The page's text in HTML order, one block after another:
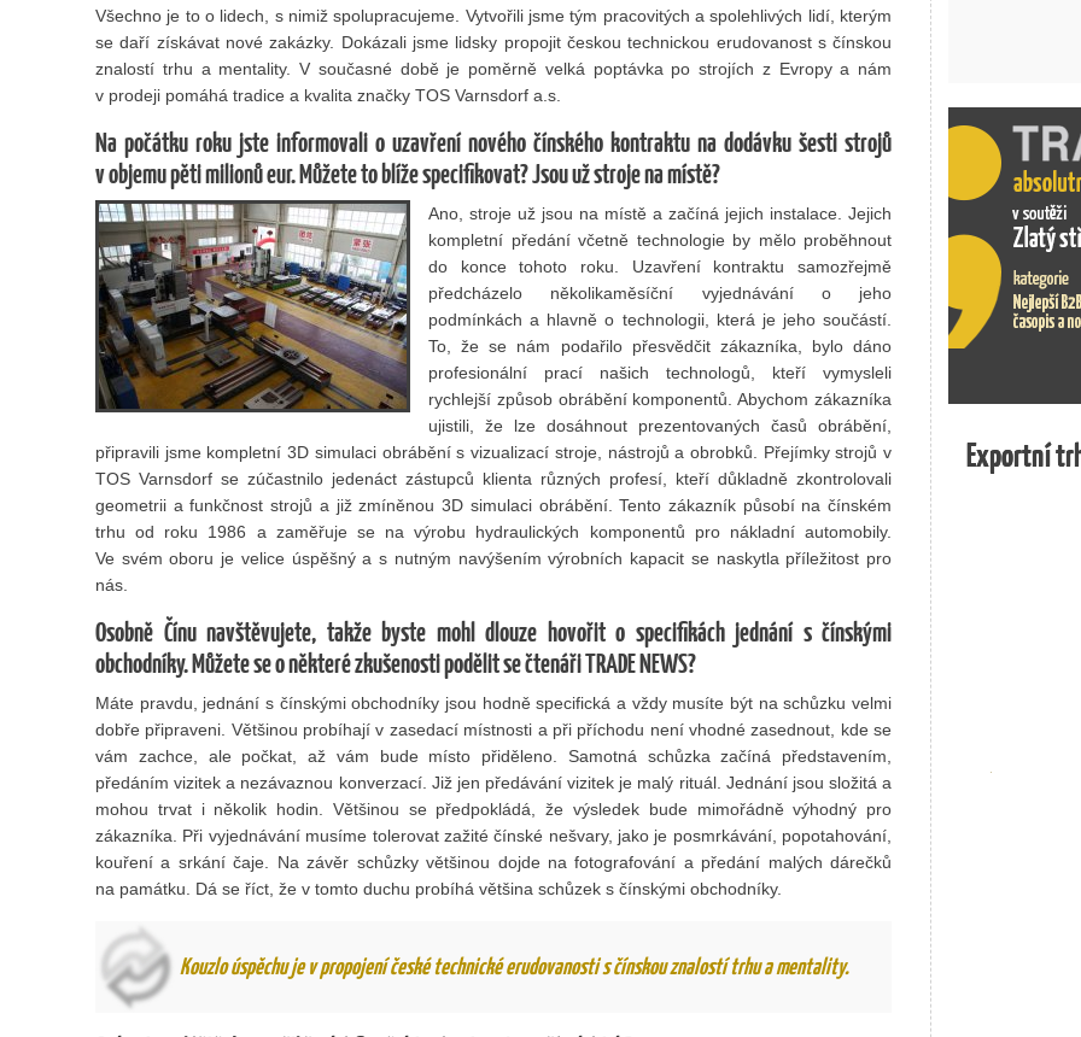
Všechno je to o lidech, s nimiž spolupracujeme. Vytvořili jsme tým pracovitých a spolehlivých lidí, kterým
se daří získávat nové zakázky. Dokázali jsme lidsky propojit českou technickou erudovanost s čínskou
znalostí trhu a mentality. V současné době je poměrně velká poptávka po strojích z Evropy a nám
v prodeji pomáhá tradice a kvalita značky TOS Varnsdorf a.s.
Na počátku roku jste informovali o uzavření nového čínského kontraktu na dodávku šesti strojů
v objemu pěti milionů eur. Můžete to blíže specifikovat? Jsou už stroje na místě?
Ano, stroje už jsou na místě a začíná jejich instalace. Jejich
kompletní předání včetně technologie by mělo proběhnout
do konce tohoto roku. Uzavření kontraktu samozřejmě
předcházelo několikaměsíční vyjednávání o jeho
podmínkách a hlavně o technologii, která je jeho součástí.
To, že se nám podařilo přesvědčit zákazníka, bylo dáno
profesionální prací našich technologů, kteří vymysleli
rychlejší způsob obrábění komponentů. Abychom zákazníka
ujistili, že lze dosáhnout prezentovaných časů obrábění,
připravili jsme kompletní 3D simulaci obrábění s vizualizací stroje, nástrojů a obrobků. Přejímky strojů v
TOS Varnsdorf se zúčastnilo jedenáct zástupců klienta různých profesí, kteří důkladně zkontrolovali
geometrii a funkčnost strojů a již zmíněnou 3D simulaci obrábění. Tento zákazník působí na čínském
trhu od roku 1986 a zaměřuje se na výrobu hydraulických komponentů pro nákladní automobily.
Ve svém oboru je velice úspěšný a s nutným navýšením výrobních kapacit se naskytla příležitost pro
nás.
Osobně Čínu navštěvujete, takže byste mohl dlouze hovořit o specifikách jednání s čínskými
obchodníky. Můžete se o některé zkušenosti podělit se čtenáři TRADE NEWS?
Máte pravdu, jednání s čínskými obchodníky jsou hodně specifická a vždy musíte být na schůzku velmi
dobře připraveni. Většinou probíhají v zasedací místnosti a při příchodu není vhodné zasednout, kde se
vám zachce, ale počkat, až vám bude místo přiděleno. Samotná schůzka začíná představením,
předáním vizitek a nezávaznou konverzací. Již jen předávání vizitek je malý rituál. Jednání jsou složitá a
mohou trvat i několik hodin. Většinou se předpokládá, že výsledek bude mimořádně výhodný pro
zákazníka. Při vyjednávání musíme tolerovat zažité čínské nešvary, jako je posmrkávání, popotahování,
kouření a srkání čaje. Na závěr schůzky většinou dojde na fotografování a předání malých dárečků
na památku. Dá se říct, že v tomto duchu probíhá většina schůzek s čínskými obchodníky.
Kouzlo úspěchu je v propojení české technické erudovanosti s čínskou znalostí trhu a mentality.
nejen
příběh.
Exportní
Exportní